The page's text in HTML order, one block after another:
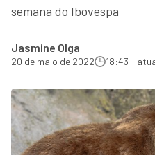
semana do Ibovespa
Jasmine Olga
20 de maio de 2022 18:43 -